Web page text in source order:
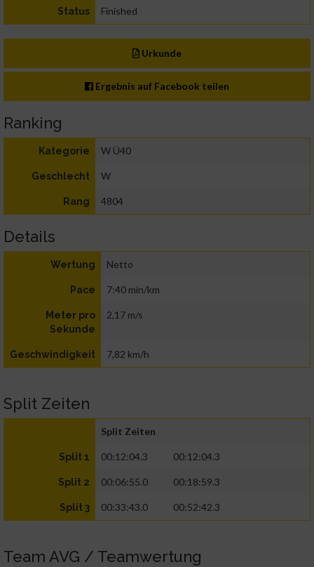
Status Finished
Urkunde
Ergebnis auf Facebook teilen
Ranking
Kategorie W Ü40
Geschlecht W
Rang 4804
Details
Wertung Netto
Pace 7:40 min/km
Meter pro
Sekunde
2,17 m/s
Geschwindigkeit 7,82 km/h
Split Zeiten
Split Zeiten
Split 1 00:12:04.3 00:12:04.3
Split 2 00:06:55.0 00:18:59.3
Split 3 00:33:43.0 00:52:42.3
Team AVG / Teamwertung